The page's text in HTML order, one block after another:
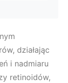
działając
i nadmiaru
retinoidów,